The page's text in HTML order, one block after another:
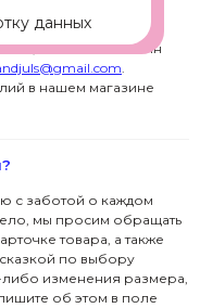
соблюдение всех
от
заполнив онлайн
.
в нашем магазине
с заботой о каждом
мы просим обращать
товара, а также
по выбору
изменения размера,
об этом в поле
→